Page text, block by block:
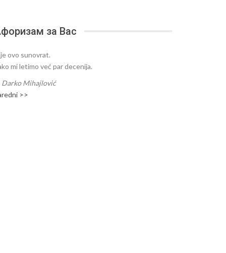
за Вас
ovo sunovrat.
mi letimo već par decenija.
Darko Mihajlović
>>